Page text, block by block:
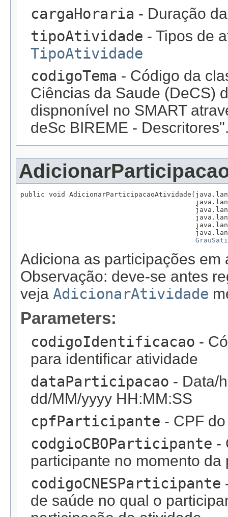
cargaHoraria - Duração
tipoAtividade - Tipos de
TipoAtividade
codigoTema - Código da
Ciências da Saude (DeCS)
dispnonível no SMART
deSc BIREME -
public void
Adiciona as participações
Observação: deve-se antes
veja AdicionarAtividade
Parameters:
codigoIdentificacao -
para identificar atividade
dataParticipacao - Data/
dd/MM/yyyy HH:MM:SS
cpfParticipante - CPF
codgioCBOParticipante -
participante no momento
codigoCNESParticipante
de saúde no qual o